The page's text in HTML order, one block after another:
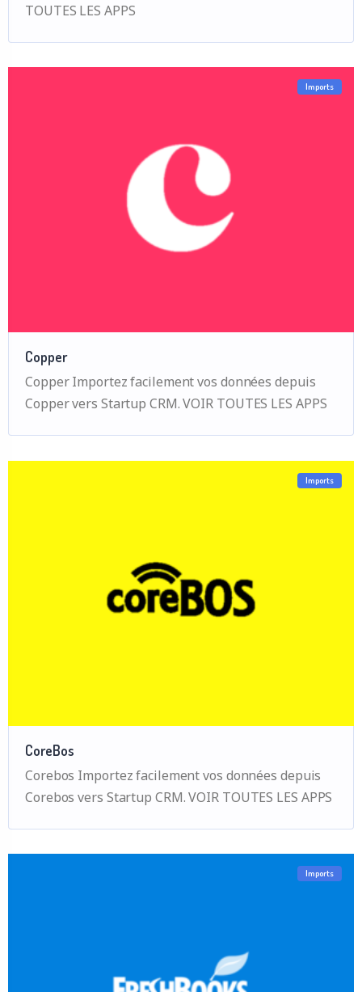
TOUTES LES APPS
Imports
Copper
Copper Importez facilement vos données depuis
Copper vers Startup CRM. VOIR TOUTES LES APPS
Imports
CoreBos
Corebos Importez facilement vos données depuis
Corebos vers Startup CRM. VOIR TOUTES LES APPS
Imports